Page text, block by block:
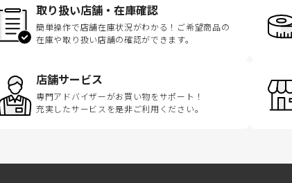
取り扱い店舗・在庫確認
簡単操作で店舗在庫状況がわかる！ご希望商品の
在庫や取り扱い店舗の確認ができます。
店舗サービス
専門アドバイザーがお買い物をサポート！
充実したサービスを是非ご利用ください。